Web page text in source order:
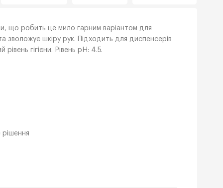
що робить це мило гарним варіантом для
зволожує шкіру рук. Підходить для диспенсерів
гігієни. Рівень pH: 4.5.
рішення